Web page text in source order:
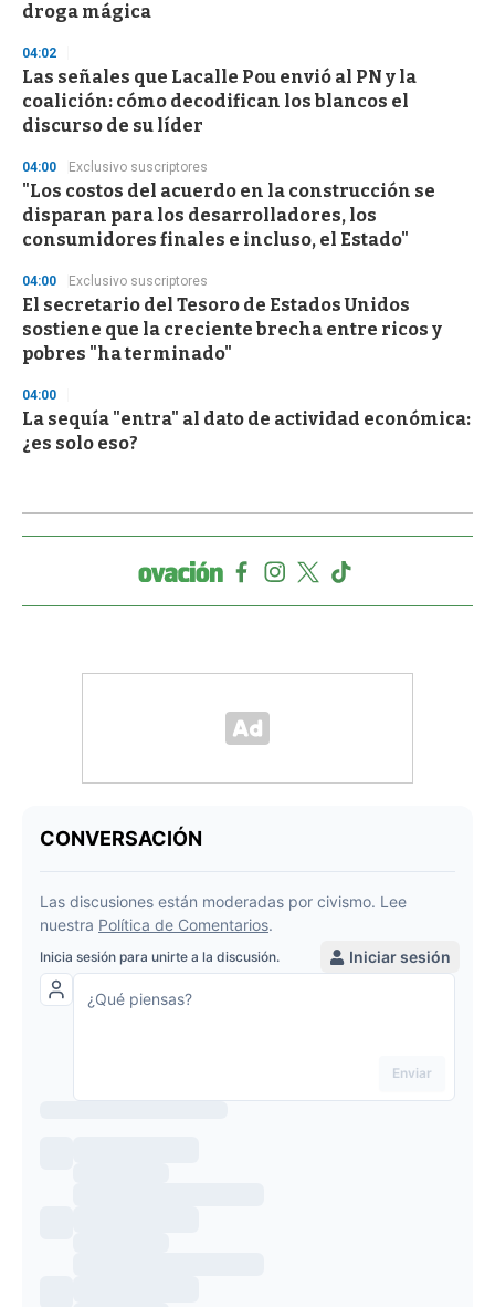
droga mágica
04:02
Las señales que Lacalle Pou envió al PN y la
coalición: cómo decodifican los blancos el
discurso de su líder
04:00 Exclusivo suscriptores
"Los costos del acuerdo en la construcción se
disparan para los desarrolladores, los
consumidores finales e incluso, el Estado"
04:00 Exclusivo suscriptores
El secretario del Tesoro de Estados Unidos
sostiene que la creciente brecha entre ricos y
pobres "ha terminado"
04:00
La sequía "entra" al dato de actividad económica:
¿es solo eso?